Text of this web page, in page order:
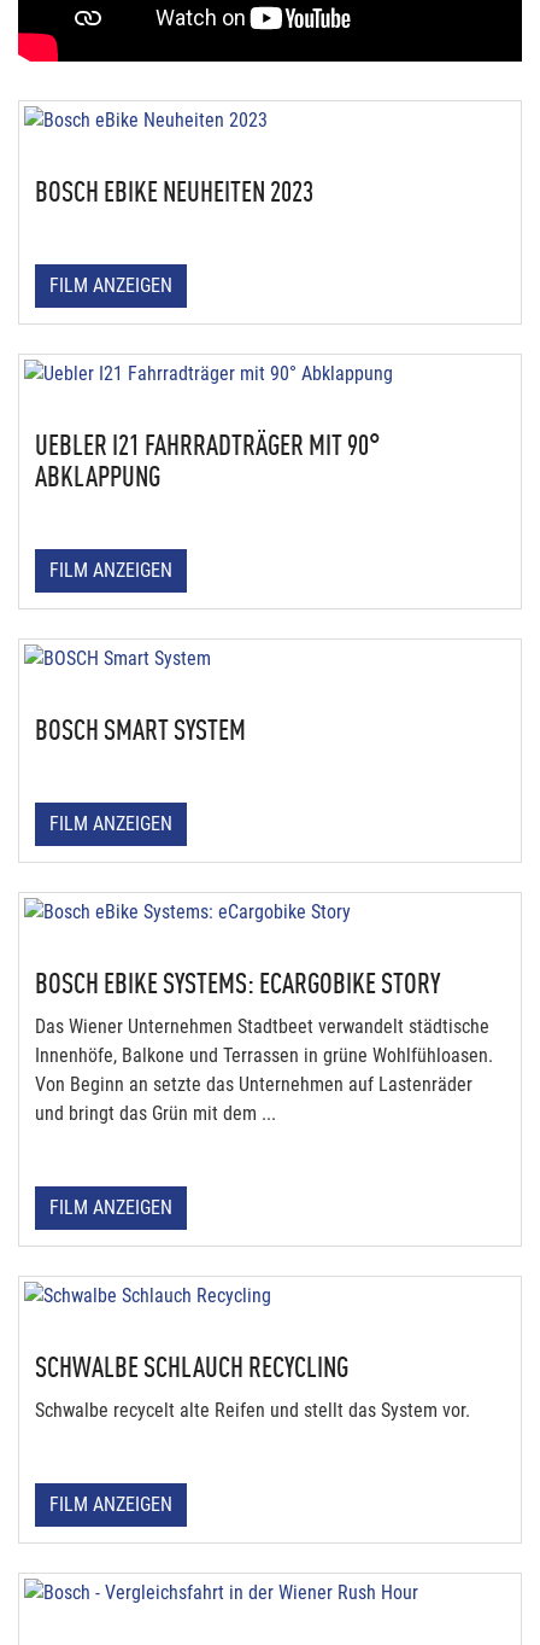
BOSCH EBIKE NEUHEITEN 2023
FILM ANZEIGEN
UEBLER I21 FAHRRADTRÄGER MIT 90°
ABKLAPPUNG
FILM ANZEIGEN
BOSCH SMART SYSTEM
FILM ANZEIGEN
BOSCH EBIKE SYSTEMS: ECARGOBIKE STORY
Das Wiener Unternehmen Stadtbeet verwandelt städtische
Innenhöfe, Balkone und Terrassen in grüne Wohlfühloasen.
Von Beginn an setzte das Unternehmen auf Lastenräder
und bringt das Grün mit dem ...
FILM ANZEIGEN
SCHWALBE SCHLAUCH RECYCLING
Schwalbe recycelt alte Reifen und stellt das System vor.
FILM ANZEIGEN